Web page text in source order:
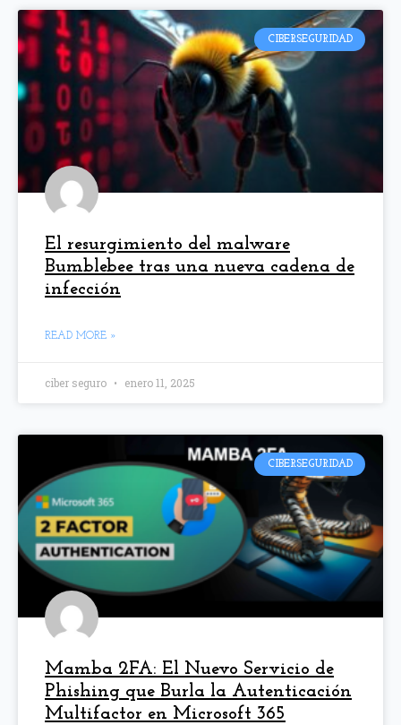
CIBERSEGURIDAD
El resurgimiento del malware
Bumblebee tras una nueva cadena de
infección
READ MORE »
ciber seguro enero 11, 2025
CIBERSEGURIDAD
Mamba 2FA: El Nuevo Servicio de
Phishing que Burla la Autenticación
Multifactor en Microsoft 365